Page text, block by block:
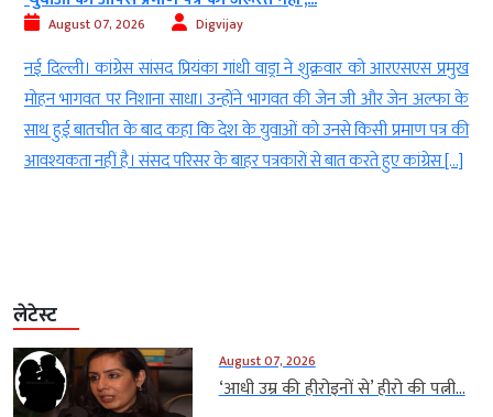
07, 2026 Digvijay
कांग्रेस सांसद प्रियंका गांधी वाड्रा ने शुक्रवार को आरएसएस प्रमुख
पर निशाना साधा। उन्होंने भागवत की जेन जी और जेन अल्फा के
के बाद कहा कि देश के युवाओं को उनसे किसी प्रमाण पत्र की
नहीं है। संसद परिसर के बाहर पत्रकारों से बात करते हुए कांग्रेस […]
नई दिल्ली।
2005 के
इसके साथ
मामलों में से
लेटेस्ट
August 07, 2026
‘आधी उम्र की हीरोइनों से’ हीरो की पत्नी...